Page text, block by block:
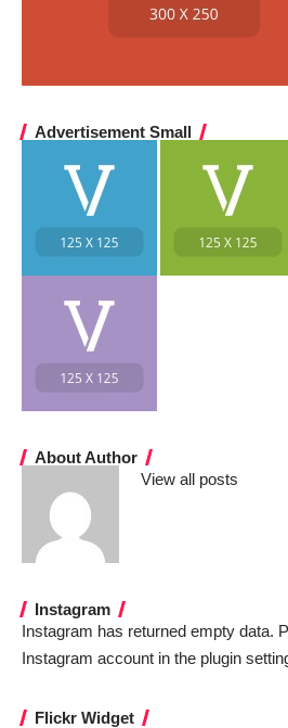
Advertisement Small
About Author
View all posts
Instagram
Instagram has returned empty data.
Instagram account in the plugin
Flickr Widget